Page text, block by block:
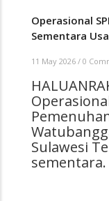
Operasional
Sementara
11 May 2026 / 0
Sulawesi
sementara.